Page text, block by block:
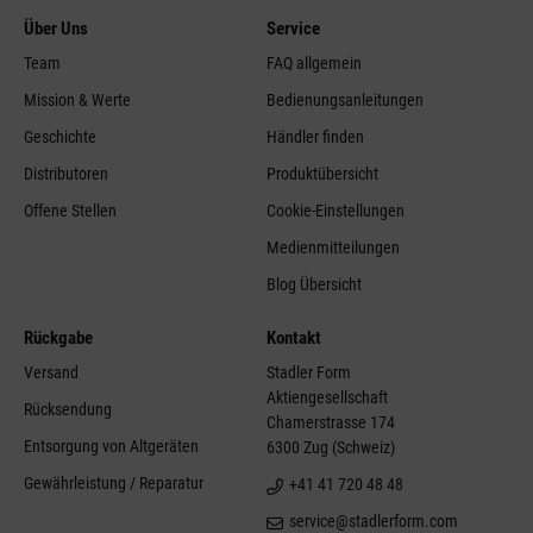
Über Uns
Team
Mission & Werte
Geschichte
Distributoren
Offene Stellen
Service
FAQ allgemein
Bedienungsanleitungen
Händler finden
Produktübersicht
Cookie-Einstellungen
Medienmitteilungen
Blog Übersicht
Rückgabe
Versand
Rücksendung
Entsorgung von Altgeräten
Gewährleistung / Reparatur
Kontakt
Stadler Form
Aktiengesellschaft
Chamerstrasse 174
6300 Zug (Schweiz)
+41 41 720 48 48
service@stadlerform.com